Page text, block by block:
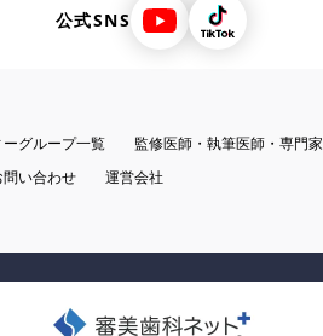
公式SNS
グループ一覧 監修医師・執筆医師・専門家
問い合わせ 運営会社